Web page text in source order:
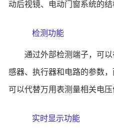
动后视镜、电动门窗系统的结
检测功能
通过外部检测端子，可以
感器、执行器和电路的参数
可以代替万用表测量相关电压
实时显示功能